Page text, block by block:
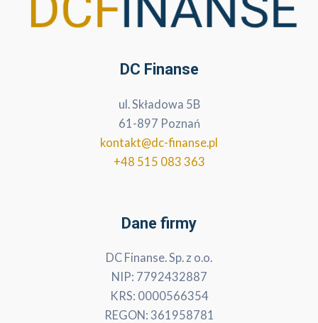
DC Finanse
ul. Składowa 5B
61-897 Poznań
kontakt@dc-finanse.pl
+48 515 083 363
Dane firmy
DC Finanse. Sp. z o.o.
NIP: 7792432887
KRS: 0000566354
REGON: 361958781